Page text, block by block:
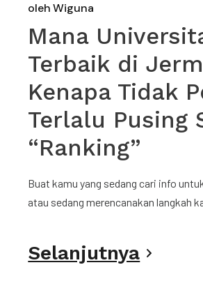
oleh Wiguna
Mana
Terbaik di
Kenapa Tidak
Terlalu Pusing
“Ranking”
Buat kamu yang sedang cari info
atau sedang merencanakan langkah
Selanjutnya